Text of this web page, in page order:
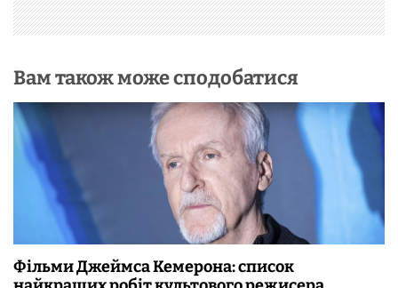
і
Вам також може сподобатися
Фільми Джеймса Кемерона: список